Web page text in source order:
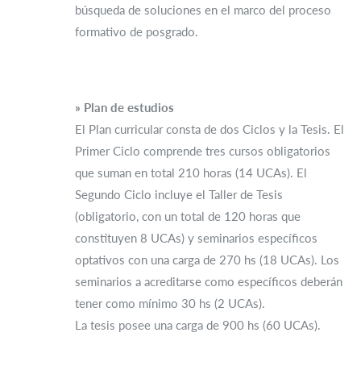
búsqueda de soluciones en el marco del proceso
formativo de posgrado.
» Plan de estudios
El Plan curricular consta de dos Ciclos y la Tesis. El
Primer Ciclo comprende tres cursos obligatorios
que suman en total 210 horas (14 UCAs). El
Segundo Ciclo incluye el Taller de Tesis
(obligatorio, con un total de 120 horas que
constituyen 8 UCAs) y seminarios específicos
optativos con una carga de 270 hs (18 UCAs). Los
seminarios a acreditarse como específicos deberán
tener como mínimo 30 hs (2 UCAs).
La tesis posee una carga de 900 hs (60 UCAs).